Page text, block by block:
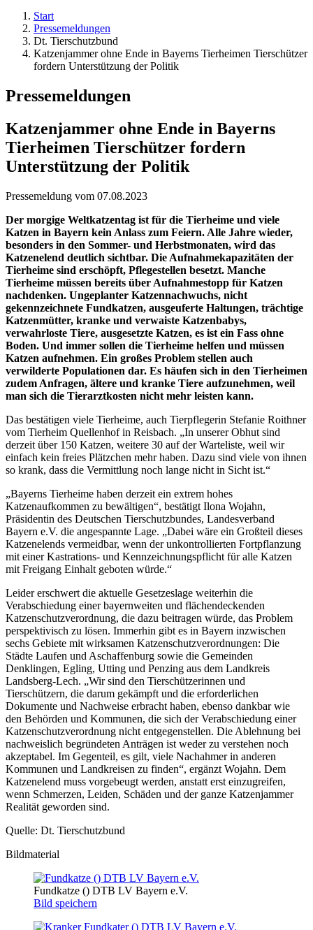
Start
Pressemeldungen
Dt. Tierschutzbund
Katzenjammer ohne Ende in Bayerns Tierheimen Tierschützer
fordern Unterstützung der Politik
Pressemeldungen
Katzenjammer ohne Ende in Bayerns
Tierheimen Tierschützer fordern
Unterstützung der Politik
Pressemeldung vom 07.08.2023
Der morgige Weltkatzentag ist für die Tierheime und viele
Katzen in Bayern kein Anlass zum Feiern. Alle Jahre wieder,
besonders in den Sommer- und Herbstmonaten, wird das
Katzenelend deutlich sichtbar. Die Aufnahmekapazitäten der
Tierheime sind erschöpft, Pflegestellen besetzt. Manche
Tierheime müssen bereits über Aufnahmestopp für Katzen
nachdenken. Ungeplanter Katzennachwuchs, nicht
gekennzeichnete Fundkatzen, ausgeuferte Haltungen, trächtige
Katzenmütter, kranke und verwaiste Katzenbabys,
verwahrloste Tiere, ausgesetzte Katzen, es ist ein Fass ohne
Boden. Und immer sollen die Tierheime helfen und müssen
Katzen aufnehmen. Ein großes Problem stellen auch
verwilderte Populationen dar. Es häufen sich in den Tierheimen
zudem Anfragen, ältere und kranke Tiere aufzunehmen, weil
man sich die Tierarztkosten nicht mehr leisten kann.
Das bestätigen viele Tierheime, auch Tierpflegerin Stefanie Roithner
vom Tierheim Quellenhof in Reisbach. „In unserer Obhut sind
derzeit über 150 Katzen, weitere 30 auf der Warteliste, weil wir
einfach kein freies Plätzchen mehr haben. Dazu sind viele von ihnen
so krank, dass die Vermittlung noch lange nicht in Sicht ist.“
„Bayerns Tierheime haben derzeit ein extrem hohes
Katzenaufkommen zu bewältigen“, bestätigt Ilona Wojahn,
Präsidentin des Deutschen Tierschutzbundes, Landesverband
Bayern e.V. die angespannte Lage. „Dabei wäre ein Großteil dieses
Katzenelends vermeidbar, wenn der unkontrollierten Fortpflanzung
mit einer Kastrations- und Kennzeichnungspflicht für alle Katzen
mit Freigang Einhalt geboten würde.“
Leider erschwert die aktuelle Gesetzeslage weiterhin die
Verabschiedung einer bayernweiten und flächendeckenden
Katzenschutzverordnung, die dazu beitragen würde, das Problem
perspektivisch zu lösen. Immerhin gibt es in Bayern inzwischen
sechs Gebiete mit wirksamen Katzenschutzverordnungen: Die
Städte Laufen und Aschaffenburg sowie die Gemeinden
Denklingen, Egling, Utting und Penzing aus dem Landkreis
Landsberg-Lech. „Wir sind den Tierschützerinnen und
Tierschützern, die darum gekämpft und die erforderlichen
Dokumente und Nachweise erbracht haben, ebenso dankbar wie
den Behörden und Kommunen, die sich der Verabschiedung einer
Katzenschutzverordnung nicht entgegenstellen. Die Ablehnung bei
nachweislich begründeten Anträgen ist weder zu verstehen noch
akzeptabel. Im Gegenteil, es gilt, viele Nachahmer in anderen
Kommunen und Landkreisen zu finden“, ergänzt Wojahn. Dem
Katzenelend muss vorgebeugt werden, anstatt erst einzugreifen,
wenn Schmerzen, Leiden, Schäden und der ganze Katzenjammer
Realität geworden sind.
Quelle: Dt. Tierschutzbund
Bildmaterial
Fundkatze () DTB LV Bayern e.V.
Bild speichern